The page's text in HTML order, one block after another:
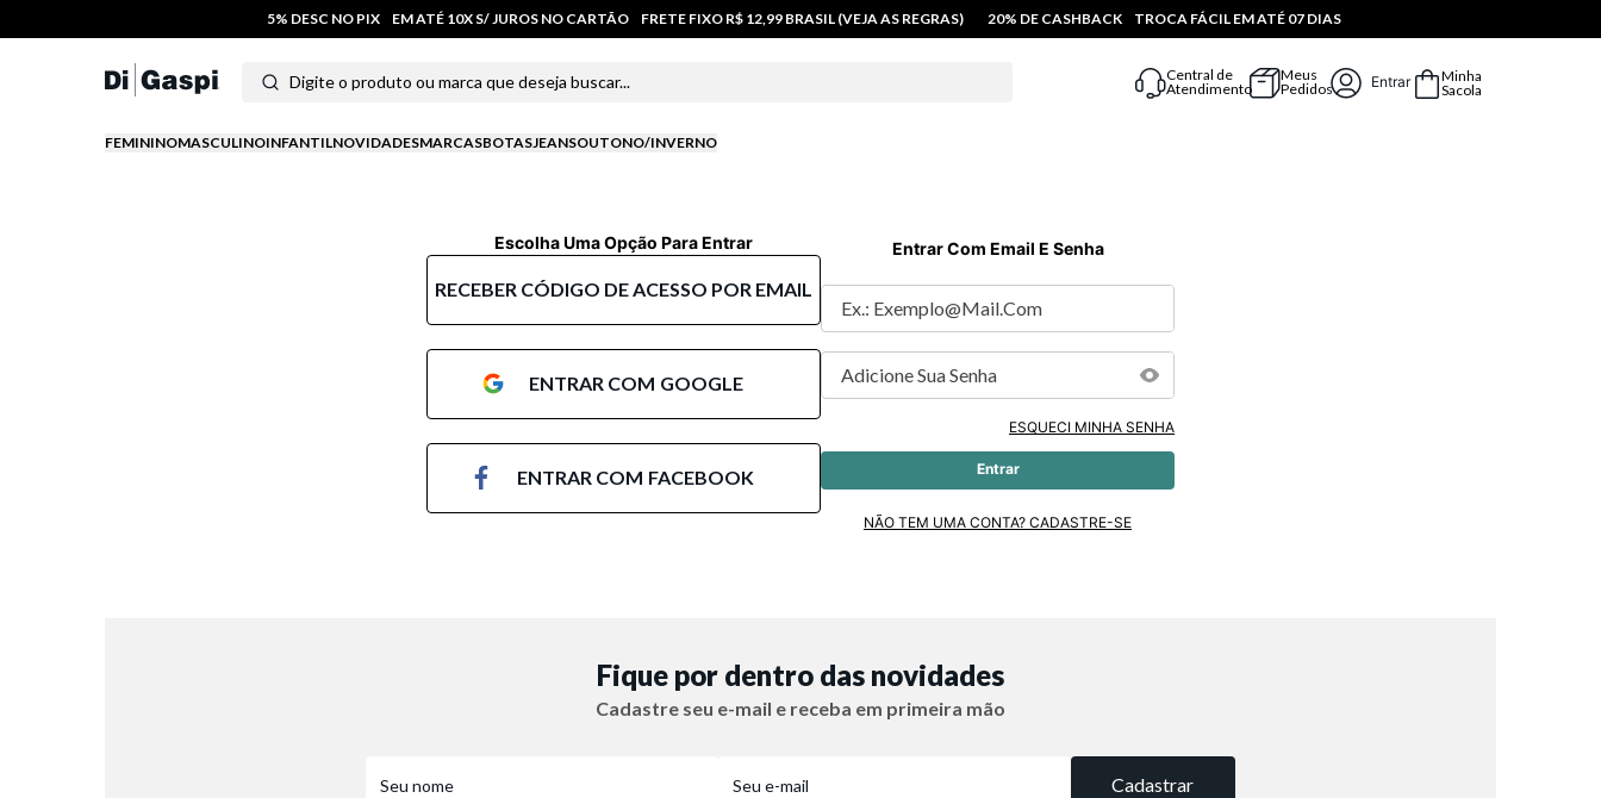
5% DESC NO PIX EM ATÉ 10X S/ JUROS NO CARTÃO FRETE FIXO R$ 12,99 BRASIL (VEJA AS REGRAS) 20% DE CASHBACK TROCA FÁCIL EM ATÉ 07 DIAS
Digite o produto ou marca que deseja buscar...
Central de
Atendimento
Meus
Pedidos
Entrar
Minha
Sacola
FEMININOMASCULINOINFANTILNOVIDADESMARCASBOTASJEANSOUTONO/INVERNO
Escolha Uma Opção Para Entrar
RECEBER CÓDIGO DE ACESSO POR EMAIL
ENTRAR COM GOOGLE
ENTRAR COM FACEBOOK
Entrar Com Email E Senha
ESQUECI MINHA SENHA
Entrar
NÃO TEM UMA CONTA? CADASTRE-SE
Fique por dentro das novidades
Cadastre seu e-mail e receba em primeira mão
Cadastrar